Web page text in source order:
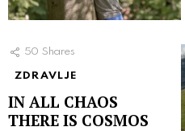
50 Shares
ZDRAVLJE
IN ALL CHAOS
THERE IS COSMOS